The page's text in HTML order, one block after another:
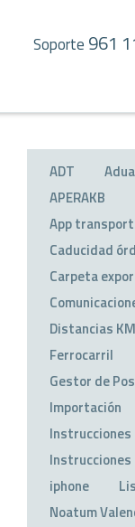
Soporte 961
ADT
APERAKB
App
Caducidad
Carpeta
Distancias KM
Ferrocarril
Gestor de
Importación
Instrucciones
Instrucciones
iphone
Noatum